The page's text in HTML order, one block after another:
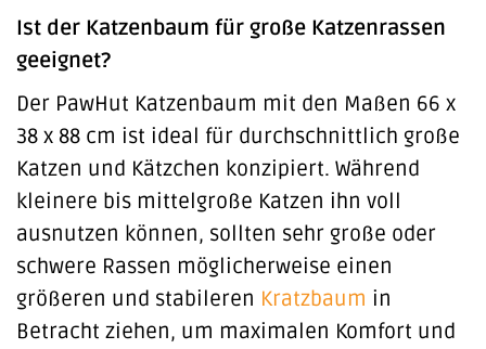
Ist der Katzenbaum für große Katzenrassen
geeignet?
Der PawHut Katzenbaum mit den Maßen 66 x
38 x 88 cm ist ideal für durchschnittlich große
Katzen und Kätzchen konzipiert. Während
kleinere bis mittelgroße Katzen ihn voll
ausnutzen können, sollten sehr große oder
schwere Rassen möglicherweise einen
größeren und stabileren Kratzbaum in
Betracht ziehen, um maximalen Komfort und